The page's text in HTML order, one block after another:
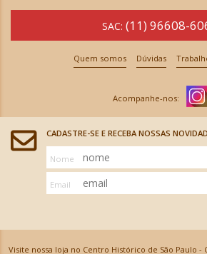
SAC: (11) 96608-
Quem somos Dúvidas
CADASTRE-SE E RECEBA NOSSAS
Nome
Email
Visite nossa loja no Centro Histórico de São Paulo -